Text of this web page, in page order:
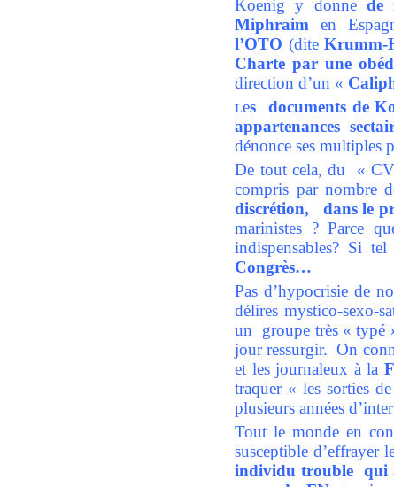
Koenig y donne de
Miphraim en
l’OTO (diteKrumm-
Charte par une
direction d’un «
Les documents de
appartenances
dénonce ses multiples
De tout cela, du «
compris par nombre
discrétion, dans le
marinistes ? Parce
indispensables? Si
Congrès…
Pas d’hypocrisie de
délires mystico-sexo-
un groupe très « typé
jour ressurgir. On
et les journaleux à la
traquer « les sorties
plusieurs années
Tout le monde en
susceptible d’effrayer
individu trouble qui à